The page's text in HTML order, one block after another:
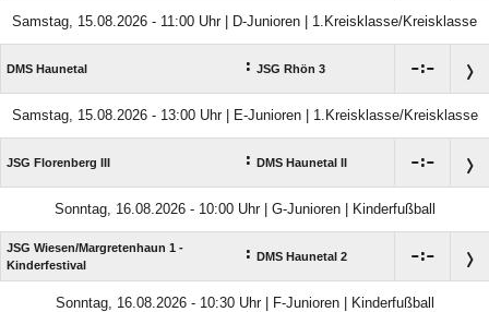
Samstag, 15.08.2026 - 11:00 Uhr | D-Junioren | 1.Kreisklasse/Kreisklasse
DMS Haunetal : JSG Rhön 3 :
Samstag, 15.08.2026 - 13:00 Uhr | E-Junioren | 1.Kreisklasse/Kreisklasse
JSG Florenberg III : DMS Haunetal II :
Sonntag, 16.08.2026 - 10:00 Uhr | G-Junioren | Kinderfußball
JSG Wiesen/​Margretenhaun 1 -
Kinderfestival
: DMS Haunetal 2 :
Sonntag, 16.08.2026 - 10:30 Uhr | F-Junioren | Kinderfußball